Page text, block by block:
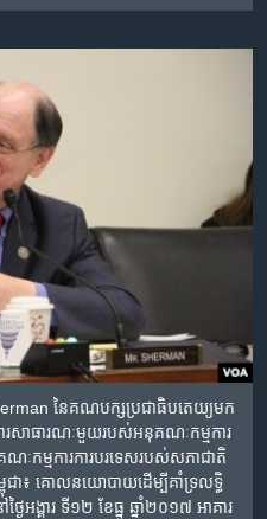
នៃ​គណបក្ស​ប្រជាធិបតេយ្យ​មក​
ារ​សាធារណៈ​មួយរបស់​អនុ​គណៈកម្មការ​
កម្មការការ​បរទេស​របស់​សភាជាតិ​
ពុជា​៖ ​គោល​នយោបាយ​ដើម្បី​គាំទ្រ​លទ្ធិ
អង្គារ ទី១២ ខែ​ធ្នូ ឆ្នាំ២០១៧​ អាគារ